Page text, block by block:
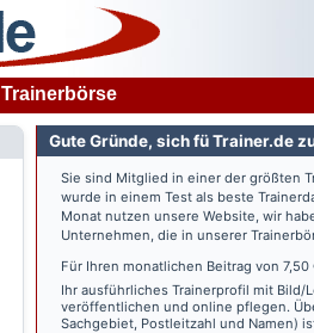
Trainerbörse
Gute Gründe, sich fü Trainer.de
Sie sind Mitglied in einer der größten
wurde in einem Test als beste
Monat nutzen unsere Website, wir
Unternehmen, die in unserer
Für Ihren monatlichen Beitrag von
Ihr ausführliches Trainerprofil mit
veröffentlichen und online pflegen.
Sachgebiet, Postleitzahl und Namen)